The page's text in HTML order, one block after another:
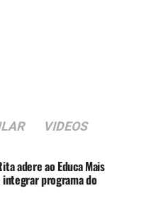
VIDEOS
adere ao Educa Mais
integrar programa do